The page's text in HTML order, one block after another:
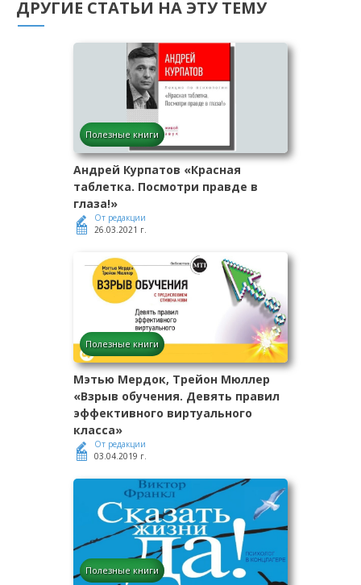
ДРУГИЕ СТАТЬИ НА ЭТУ ТЕМУ
Полезные книги
Андрей Курпатов «Красная
таблетка. Посмотри правде в
глаза!»
От редакции
26.03.2021 г.
Полезные книги
Мэтью Мердок, Трейон Мюллер
«Взрыв обучения. Девять правил
эффективного виртуального
класса»
От редакции
03.04.2019 г.
Полезные книги